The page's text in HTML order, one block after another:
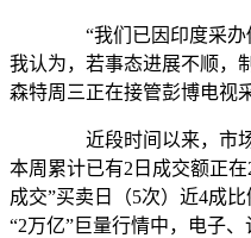
“我们已因印度采办
我认为，若事态进展不顺，
森特周三正在接管彭博电视
近段时间以来，市场
本周累计已有2日成交额正
成交”买卖日（5次）近4成
“2万亿”巨量行情中，电子